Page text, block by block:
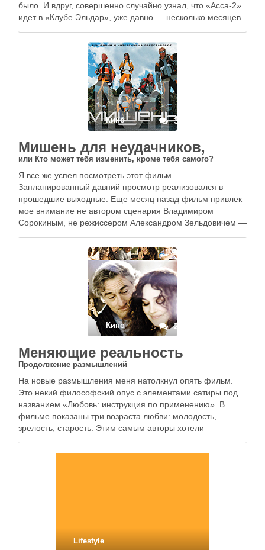
было. И вдруг, совершенно случайно узнал, что «Асса-2»
идет в «Клубе Эльдар», уже давно — несколько месяцев.
Кино 3
Мишень для неудачников,
или Кто может тебя изменить, кроме тебя самого?
Я все же успел посмотреть этот фильм.
Запланированный давний просмотр реализовался в
прошедшие выходные. Еще месяц назад фильм привлек
мое внимание не автором сценария Владимиром
Сорокиным, не режиссером Александром Зельдовичем —
внимательно изучил создателей фильма, не ожидая
ничего захватывающего.
Кино 2
Меняющие реальность
Продолжение размышлений
На новые размышления меня натолкнул опять фильм.
Это некий философский опус с элементами сатиры под
названием «Любовь: инструкция по применению». В
фильме показаны три возраста любви: молодость,
зрелость, старость. Этим самым авторы хотели
покорны», если, конечно ее аналог существует в Италии,
Lifestyle